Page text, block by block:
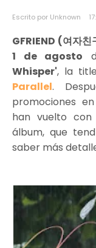
Escrito por Unknown
GFRIEND (여자친
1 de agosto
Whisper', la
Parallel.
promociones
han vuelto con
álbum, que
saber más